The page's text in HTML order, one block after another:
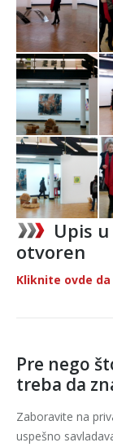
Upis
otvoren
Kliknite ovde
Pre nego
treba da
Zaboravite na
uspešno